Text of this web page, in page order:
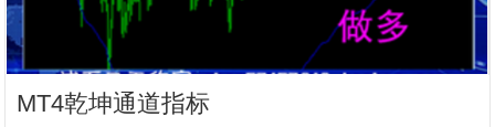
MT4乾坤通道指标